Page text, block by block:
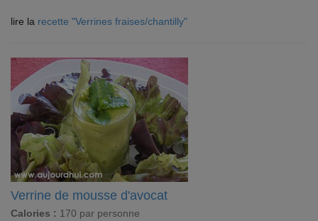
lire la recette "Verrines fraises/chantilly"
Verrine de mousse d'avocat
Calories : 170 par personne